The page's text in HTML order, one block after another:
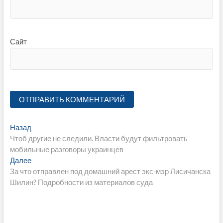
Сайт
Навигация
по
записям
НазадПредыдущая
запись:
Чтоб другие не следили. Власти будут фильтровать
мобильные разговоры украинцев
ДалееСледующая
запись:
За что отправлен под домашний арест экс-мэр Лисичанска
Шилин? Подробности из материалов суда